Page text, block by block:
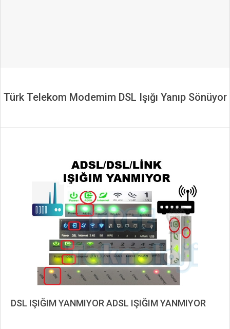
Türk Telekom Modemim DSL Işığı Yanıp Sönüyor
DSL IŞIĞIM YANMIYOR ADSL IŞIĞIM YANMIYOR